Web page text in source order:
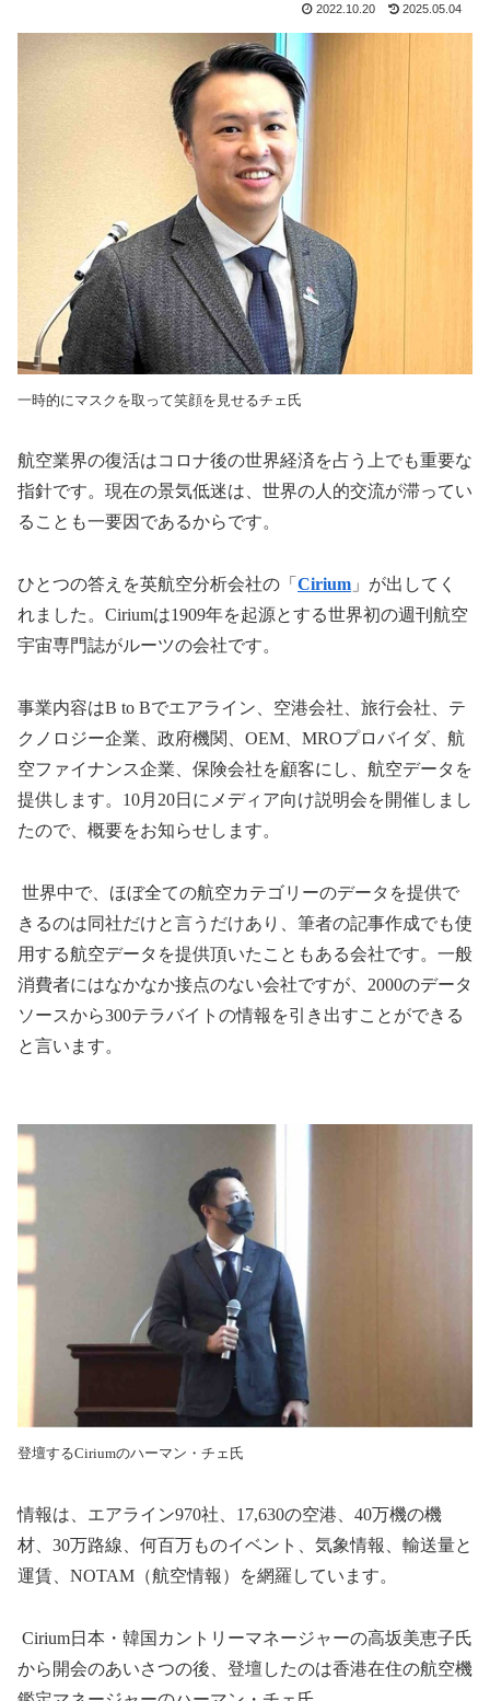
2022.10.20 2025.05.04
一時的にマスクを取って笑顔を見せるチェ氏
航空業界の復活はコロナ後の世界経済を占う上でも重要な
指針です。現在の景気低迷は、世界の人的交流が滞ってい
ることも一要因であるからです。
ひとつの答えを英航空分析会社の「 Cirium 」が出してく
れました。 Ciriumは1909年を起源とする世界初の週刊航空
宇宙専門誌がルーツの会社です。
事業内容はB to Bでエアライン、空港会社、旅行会社、テ
クノロジー企業、政府機関、 OEM MROプロバイダ、航
空ファイナンス企業、保険会社を顧客にし、航空データを
提供します。 10月 20日にメディア向け説明会を開催しまし
たので、概要をお知らせします。
世界中で、ほぼ全ての航空カテゴリーのデータを提供で
きるのは同社だけと言うだけあり、筆者の記事作成でも使
用する航空データを提供頂いたこともある会社です。一般
消費者にはなかなか接点のない会社ですが、 2000のデータ
ソースから300テラバイトの情報を引き出すことができる
と言います。
登壇するCiriumのハーマン・チェ氏
情報は、エアライン970社、 17,630の空港、 40万機の機
材、 30万路線、何百万ものイベント、気象情報、輸送量と
運賃、 NOTAM （航空情報）を網羅しています。
Cirium日本・韓国カントリーマネージャーの高坂美恵子氏
から開会のあいさつの後、登壇したのは香港在住の航空機